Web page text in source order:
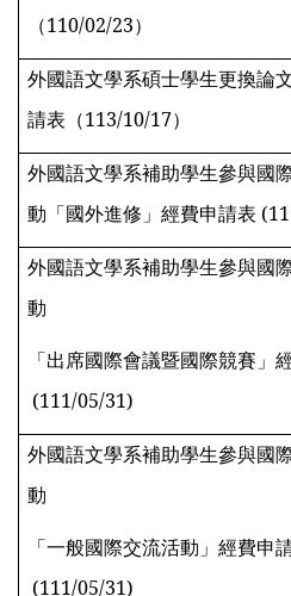
（110/02/23）
外國語文學系碩士學生更換論
請表（113/10/17）
外國語文學系補助學生參與國
動「國外進修」 經費申請表 (
外國語文學系補助學生參與國
動
「出席國際會議暨國際競賽」
(111/05/31)
外國語文學系補助學生參與國
動
「一般國際交流活動」經費申
(111/05/31)